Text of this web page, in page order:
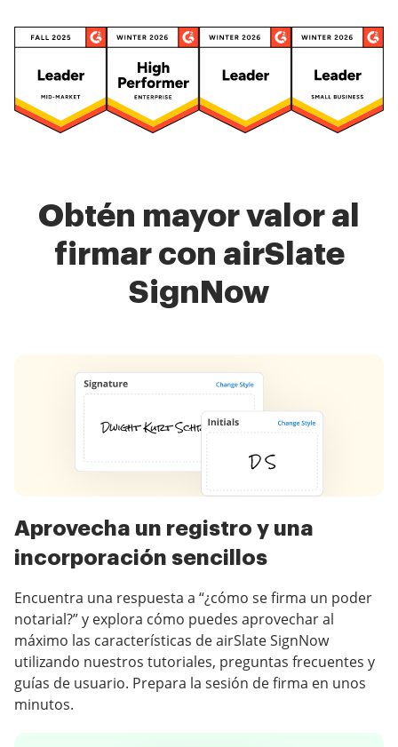
Obtén mayor valor al
firmar con airSlate
SignNow
Aprovecha un registro y una
incorporación sencillos
Encuentra una respuesta a “¿cómo se firma un poder
notarial?” y explora cómo puedes aprovechar al
máximo las características de airSlate SignNow
utilizando nuestros tutoriales, preguntas frecuentes y
guías de usuario. Prepara la sesión de firma en unos
minutos.